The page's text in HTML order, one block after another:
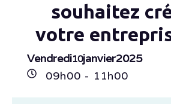
souhaitez
votre
Vendredi10janvier2025
09h00 - 11h00